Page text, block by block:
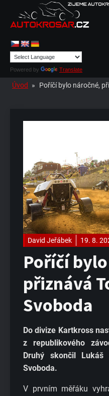
Powered by Translate
Úvod » Poříčí bylo náročné,
David Jeřábek 19. 8.
Poříčí
přiznává
Svoboda
Do divize Kartkross
z republikového
Druhý skončil
Svoboda.
V prvním měřáku